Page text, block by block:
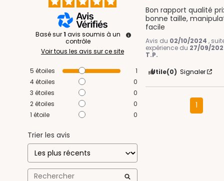
Basé sur1 avis soumis à un
contrôle
Voir tous les avis sur ce site
5 étoiles
1
4étoiles
0
3 étoiles
0
2étoiles
0
1 étoile 0
Trier les avis
Bon rapport qualité
bonne taille,
facile
Avis du 02/10/2024 ,
expérience du 27/09/
T.P.
Utile(0) Signaler
1